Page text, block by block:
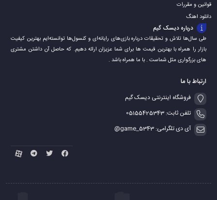
قوانین و مقررات
دانلود اهنگ
درباره دیسک گیم
طی سال‌ها تلاش و تحقیقات درباره بازی‌های رایانه‌ای و کنسول‌ها توانسته‌ایم بهترین کیفیت
بازار را همراه با بهترین قیمت ها برای شما عزیزان ارائه دهیم. که حاصل آن داشتن مشتری
های بزرگواری مثل شماست . با ما همراه باشد .
ارتباط با ما
فروشگاه اینترنتی دیسک گیم
تلفن ثابت: 05155425343
آی دی تلگرامی: game_5343@